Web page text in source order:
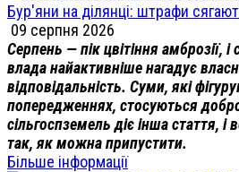
Бур'яни на ділянці: штрафи
09 серпня 2026
Серпень — пік цвітіння амброзії,
влада найактивніше нагадує
відповідальність. Суми, які
попередженнях, стосуються
сільгоспземель діє інша стаття,
так, як можна припустити.
Більше інформації